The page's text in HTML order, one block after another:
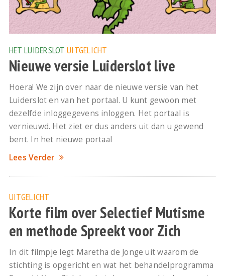
HET LUIDERSLOT UITGELICHT
Nieuwe versie Luiderslot live
Hoera! We zijn over naar de nieuwe versie van het
Luiderslot en van het portaal. U kunt gewoon met
dezelfde inloggegevens inloggen. Het portaal is
vernieuwd. Het ziet er dus anders uit dan u gewend
bent. In het nieuwe portaal
Lees Verder
UITGELICHT
Korte film over Selectief Mutisme
en methode Spreekt voor Zich
In dit filmpje legt Maretha de Jonge uit waarom de
stichting is opgericht en wat het behandelprogramma